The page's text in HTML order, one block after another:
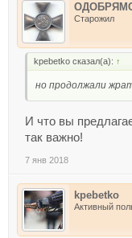
Старожил
kpebetko сказал(а): ↑
но продолжали
И что вы
так важно!
7 янв 2018
kpebetko
Активный